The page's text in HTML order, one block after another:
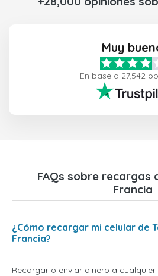
Muy
En base a 27,542
FAQs sobre recargas
Francia
¿Cómo recargar mi celular de
Francia?
Recargar o enviar dinero a